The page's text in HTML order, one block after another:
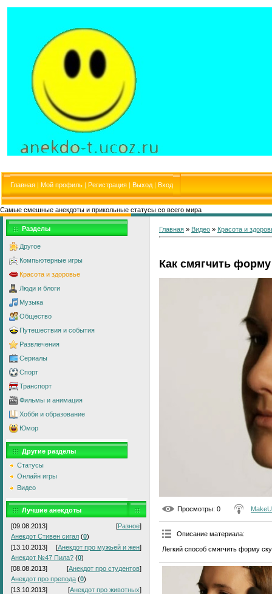
Главная | Мой профиль | Регистрация | Выход | Вход
Самые смешные анекдоты и прикольные статусы со всего мира
Разделы
Другое
Компьютерные игры
Красота и здоровье
Люди и блоги
Музыка
Общество
Путешествия и события
Развлечения
Сериалы
Спорт
Транспорт
Фильмы и анимация
Хобби и образование
Юмор
Другие разделы
Статусы
Онлайн игры
Видео
Лучшие анекдоты
[09.08.2013] [Разное]
Анекдот Стивен сигал (0)
[13.10.2013]
[Анекдот про мужьей и жен]
Анекдот №47 Пила? (0)
[08.08.2013]
[Анекдот про студентов]
Анекдот про препода (0)
[13.10.2013]
[Анекдот про животных]
Главная » Видео » Красота и
Как смягчить форму
Просмотры: 0
Описание материала:
Легкий способ смягчить форму